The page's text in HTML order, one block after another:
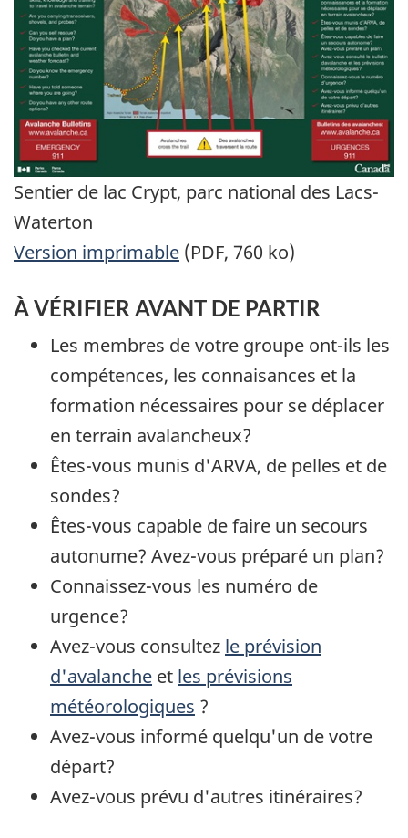
Sentier de lac Crypt, parc national des Lacs-
Waterton
Version imprimable (PDF, 760 ko)
À VÉRIFIER AVANT DE PARTIR
Les membres de votre groupe ont-ils les
compétences, les connaisances et la
formation nécessaires pour se déplacer
en terrain avalancheux?
Êtes-vous munis d'ARVA, de pelles et de
sondes?
Êtes-vous capable de faire un secours
autonume? Avez-vous préparé un plan?
Connaissez-vous les numéro de
urgence?
Avez-vous consultez le prévision
d'avalanche et les prévisions
météorologiques ?
Avez-vous informé quelqu'un de votre
départ?
Avez-vous prévu d'autres itinéraires?